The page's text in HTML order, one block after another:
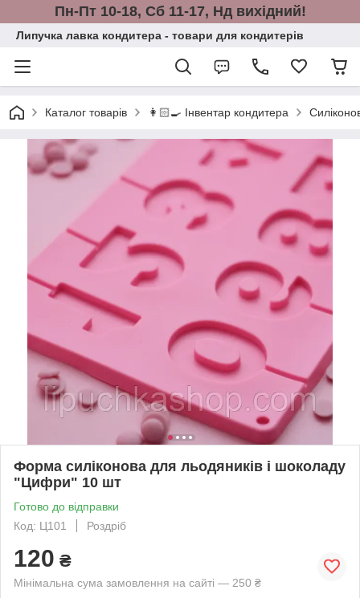
Пн-Пт 10-18, Сб 11-17, Нд вихідний!
Липучка лавка кондитера - товари для кондитерів
Каталог товарів 👩🏻‍🍳 Інвентар кондитера
Форма силіконова для льодяників і шоколаду
"Цифри" 10 шт
Готово до відправки
Код: Ц101
Роздріб
120 ₴
Мінімальна сума замовлення на сайті — 250 ₴